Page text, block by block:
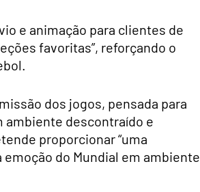
e animação para clientes de
favoritas”, reforçando o
dos jogos, pensada para
ambiente descontraído e
proporcionar “uma
do Mundial em ambiente